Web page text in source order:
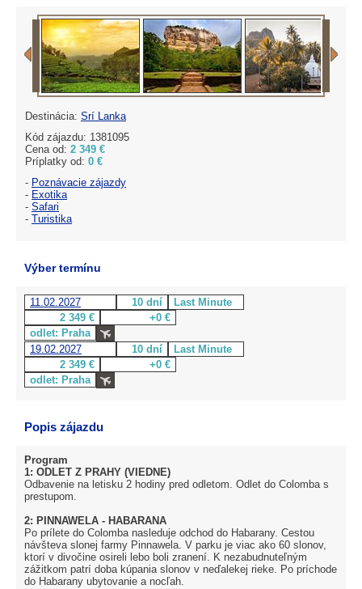
Destinácia: Srí Lanka
Kód zájazdu: 1381095
Cena od: 2 349 €
Príplatky od: 0 €
- Poznávacie zájazdy
- Exotika
- Safari
- Turistika
Výber termínu
11.02.2027 10 dní
Last Minute
2 349 €
+0 €
odlet: Praha
19.02.2027
10 dní
Last Minute
2 349 €
+0 €
odlet: Praha
Popis zájazdu
Program
1: ODLET Z PRAHY (VIEDNE)
Odbavenie na letisku 2 hodiny pred odletom. Odlet do Colomba s
prestupom.
2: PINNAWELA - HABARANA
Po prílete do Colomba nasleduje odchod do Habarany. Cestou
návšteva slonej farmy Pinnawela. V parku je viac ako 60 slonov,
ktorí v divočine osireli lebo boli zranení. K nezabudnuteľným
zážitkom patrí doba kúpania slonov v neďalekej rieke. Po príchode
do Habarany ubytovanie a nocľah.